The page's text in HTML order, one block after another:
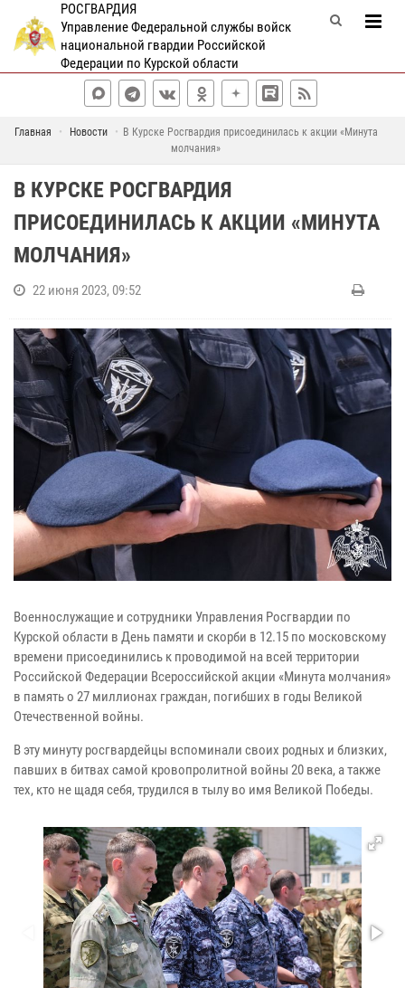
РОСГВАРДИЯ
Управление Федеральной службы войск
национальной гвардии Российской
Федерации по Курской области
Главная Новости
В Курске Росгвардия присоединилась к акции «Минута
молчания»
В КУРСКЕ РОСГВАРДИЯ
ПРИСОЕДИНИЛАСЬ К АКЦИИ «МИНУТА
МОЛЧАНИЯ»
22 июня 2023, 09:52
Военнослужащие и сотрудники Управления Росгвардии по
Курской области в День памяти и скорби в 12.15 по московскому
времени присоединились к проводимой на всей территории
Российской Федерации Всероссийской акции «Минута молчания»
в память о 27 миллионах граждан, погибших в годы Великой
Отечественной войны.
В эту минуту росгвардейцы вспоминали своих родных и близких,
павших в битвах самой кровопролитной войны 20 века, а также
тех, кто не щадя себя, трудился в тылу во имя Великой Победы.